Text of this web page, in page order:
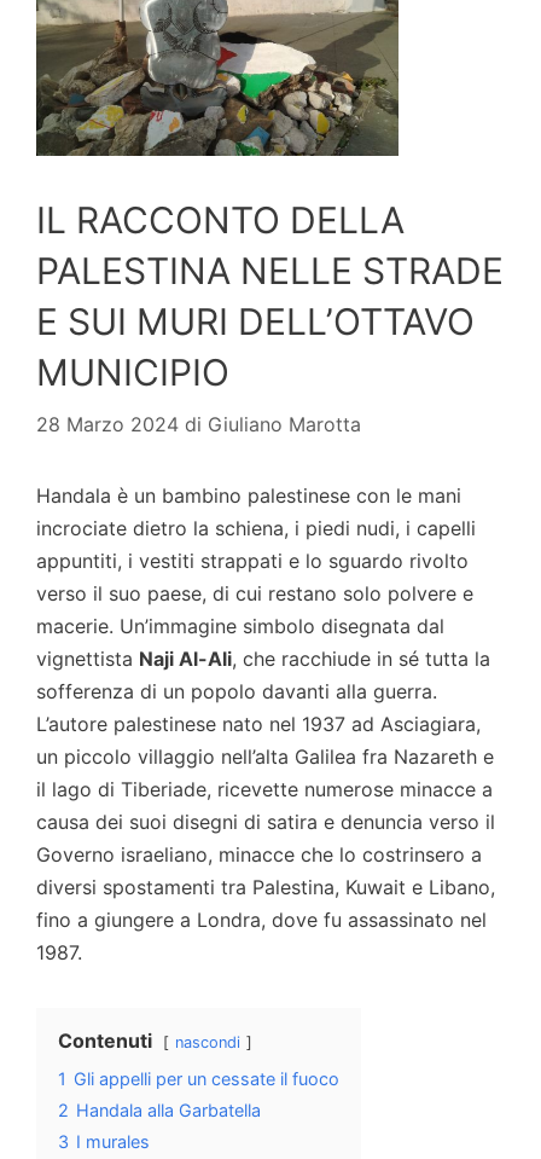
IL RACCONTO DELLA
PALESTINA NELLE STRADE
E SUI MURI DELL’OTTAVO
MUNICIPIO
28 Marzo 2024 di Giuliano Marotta
Handala è un bambino palestinese con le mani
incrociate dietro la schiena, i piedi nudi, i capelli
appuntiti, i vestiti strappati e lo sguardo rivolto
verso il suo paese, di cui restano solo polvere e
macerie. Un’immagine simbolo disegnata dal
vignettista Naji Al-Ali, che racchiude in sé tutta la
sofferenza di un popolo davanti alla guerra.
L’autore palestinese nato nel 1937 ad Asciagiara,
un piccolo villaggio nell’alta Galilea fra Nazareth e
il lago di Tiberiade, ricevette numerose minacce a
causa dei suoi disegni di satira e denuncia verso il
Governo israeliano, minacce che lo costrinsero a
diversi spostamenti tra Palestina, Kuwait e Libano,
fino a giungere a Londra, dove fu assassinato nel
1987.
Contenuti nascondi
1 Gli appelli per un cessate il fuoco
2 Handala alla Garbatella
3 I murales